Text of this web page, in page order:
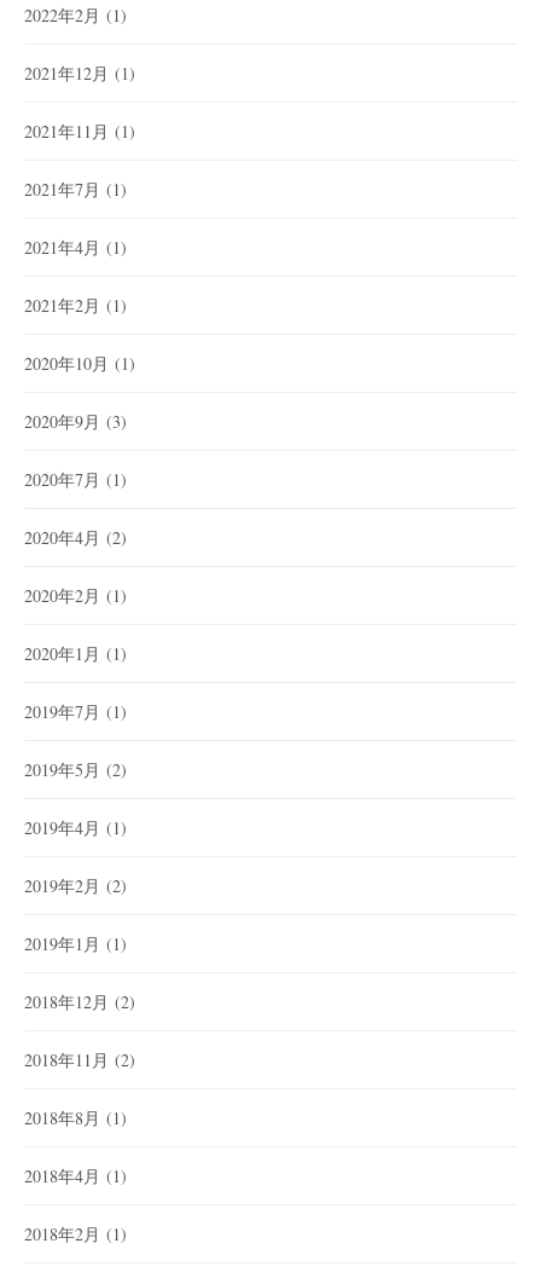
2022年2月 (1)
2021年12月 (1)
2021年11月 (1)
2021年7月 (1)
2021年4月 (1)
2021年2月 (1)
2020年10月 (1)
2020年9月 (3)
2020年7月 (1)
2020年4月 (2)
2020年2月 (1)
2020年1月 (1)
2019年7月 (1)
2019年5月 (2)
2019年4月 (1)
2019年2月 (2)
2019年1月 (1)
2018年12月 (2)
2018年11月 (2)
2018年8月 (1)
2018年4月 (1)
2018年2月 (1)